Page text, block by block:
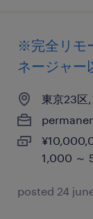
※完全リモ
ネージャー
東京23区
1,000 ～
posted 24